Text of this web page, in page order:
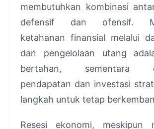
membutuhkan kombinasi
defensif dan ofensif.
ketahanan finansial melalui
dan pengelolaan utang
bertahan, sementara
pendapatan dan investasi
langkah untuk tetap
Resesi ekonomi, meskipun